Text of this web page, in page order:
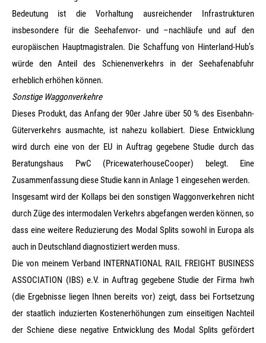
Bedeutung ist die Vorhaltung ausreichender Infrastrukturen
insbesondere für die Seehafenvor- und –nachläufe und auf den
europäischen Hauptmagistralen. Die Schaffung von Hinterland-Hub’s
würde den Anteil des Schienenverkehrs in der Seehafenabfuhr
erheblich erhöhen können.
Sonstige Waggonverkehre
Dieses Produkt, das Anfang der 90er Jahre über 50 % des Eisenbahn-
Güterverkehrs ausmachte, ist nahezu kollabiert. Diese Entwicklung
wird durch eine von der EU in Auftrag gegebene Studie durch das
Beratungshaus PwC (PricewaterhouseCooper) belegt. Eine
Zusammenfassung diese Studie kann in Anlage 1 eingesehen werden.
Insgesamt wird der Kollaps bei den sonstigen Waggonverkehren nicht
durch Züge des intermodalen Verkehrs abgefangen werden können, so
dass eine weitere Reduzierung des Modal Splits sowohl in Europa als
auch in Deutschland diagnostiziert werden muss.
Die von meinem Verband INTERNATIONAL RAIL FREIGHT BUSINESS
ASSOCIATION (IBS) e.V. in Auftrag gegebene Studie der Firma hwh
(die Ergebnisse liegen Ihnen bereits vor) zeigt, dass bei Fortsetzung
der staatlich induzierten Kostenerhöhungen zum einseitigen Nachteil
der Schiene diese negative Entwicklung des Modal Splits gefördert